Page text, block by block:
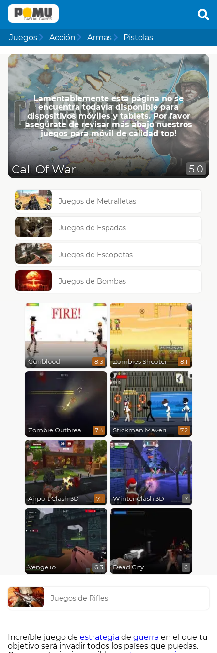
Juegos Acción Armas Pistolas
Lamentablemente esta página no se
encuentra todavía disponible para
dispositivos móviles y tablets. Por favor
asegúrate de revisar más abajo nuestros
juegos para móvil de calidad top!
Call Of War 5.0
Juegos de Metralletas
Juegos de Espadas
Juegos de Escopetas
Juegos de Bombas
Gunblood 8.3 Zombies Shooter 8.1
Zombie Outbreak Arena 7.4 Stickman Maverick: Bad Boys Killer 7.2
Airport Clash 3D 7.1 Winter Clash 3D 7
Venge.io 6.3 Dead City 6
Juegos de Rifles
Increíble juego de estrategia de guerra en el que tu
objetivo será invadir todos los países que puedas.